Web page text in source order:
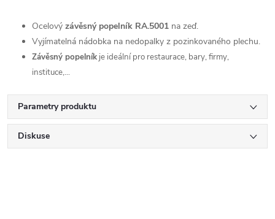
Ocelový závěsný popelník RA.5001 na zeď.
Vyjímatelná nádobka na nedopalky z pozinkovaného plechu.
Závěsný popelník je ideální pro restaurace, bary,firmy,
instituce,...
Parametry produktu
Diskuse